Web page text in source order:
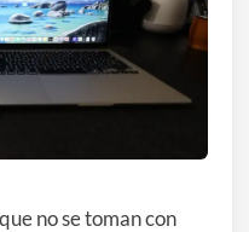
no se toman con